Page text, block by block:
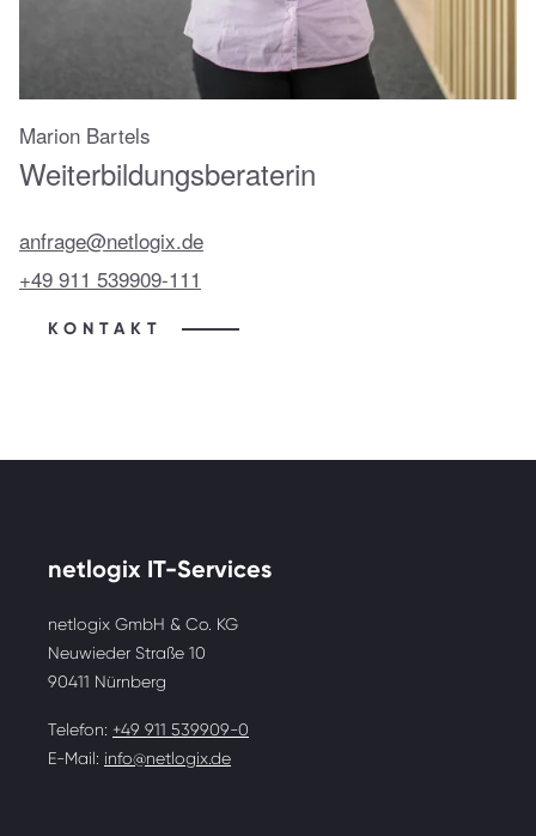
Marion Bartels
Weiterbildungs­beraterin
anfrage@netlogix.de
+49 911 539909-111
KONTAKT
netlogix IT-Services
netlogix GmbH & Co. KG
Neuwieder Straße 10
90411 Nürnberg
Telefon: +49 911 539909-0
E-Mail: info@netlogix.de